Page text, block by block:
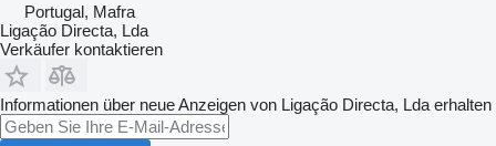
Portugal, Mafra
Ligação Directa, Lda
Verkäufer kontaktieren
Informationen über neue Anzeigen von Ligação Directa, Lda erhalten